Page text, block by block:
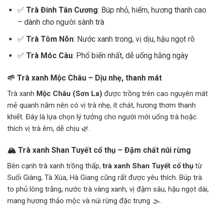
✅ Trà Đinh Tân Cương: Búp nhỏ, hiếm, hương thanh cao
– dành cho người sành trà
✅ Trà Tôm Nõn: Nước xanh trong, vị dịu, hậu ngọt rõ
✅ Trà Móc Câu: Phổ biến nhất, dễ uống hằng ngày
🌱 Trà xanh Mộc Châu – Dịu nhẹ, thanh mát
Trà xanh Mộc Châu (Sơn La) được trồng trên cao nguyên mát
mẻ quanh năm nên có vị trà nhẹ, ít chát, hương thơm thanh
khiết. Đây là lựa chọn lý tưởng cho người mới uống trà hoặc
thích vị trà êm, dễ chịu 🌿.
🏔️ Trà xanh Shan Tuyết cổ thụ – Đậm chất núi rừng
Bên cạnh trà xanh trồng thấp,trà xanh Shan Tuyết cổ thụ từ
Suối Giàng, Tà Xùa, Hà Giang cũng rất được yêu thích. Búp trà
to phủ lông trắng, nước trà vàng xanh, vị đậm sâu, hậu ngọt dài,
mang hương thảo mộc và núi rừng đặc trưng 🌫️.